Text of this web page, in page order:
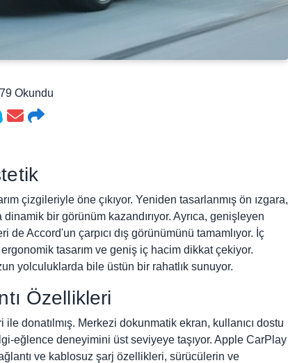
Okundu
çizgileriyle öne çıkıyor. Yeniden tasarlanmış ön ızgara,
bir görünüm kazandırıyor. Ayrıca, genişleyen
Accord'un çarpıcı dış görünümünü tamamlıyor. İç
tasarım ve geniş iç hacim dikkat çekiyor.
yolculuklarda bile üstün bir rahatlık sunuyor.
Özellikleri
donatılmış. Merkezi dokunmatik ekran, kullanıcı dostu
eğlence deneyimini üst seviyeye taşıyor. Apple CarPlay
ve kablosuz şarj özellikleri, sürücülerin ve